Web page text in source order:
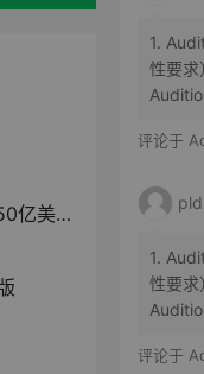
美元
1.
性要求
不支持
装或启
评论于
1.
性要求
不支持
评论于